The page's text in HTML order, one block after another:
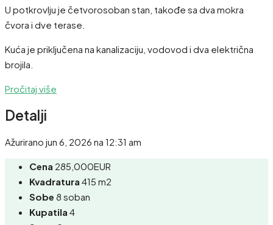
U potkrovlju je četvorosoban stan, takođe sa dva mokra
čvora i dve terase.
Kuća je priključena na kanalizaciju, vodovod i dva električna
brojila.
Pročitaj više
Detalji
Ažurirano jun 6, 2026 na 12:31 am
Cena 285,000EUR
Kvadratura 415 m2
Sobe 8 soban
Kupatila 4